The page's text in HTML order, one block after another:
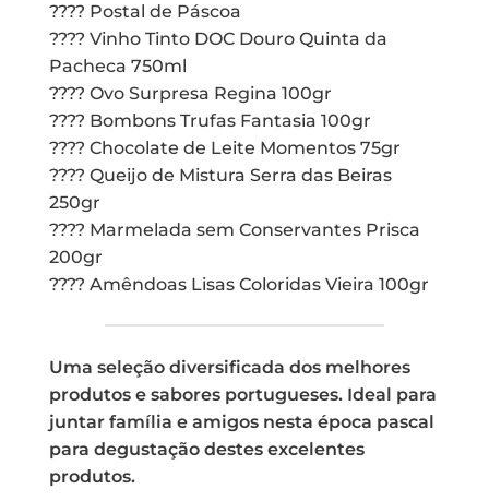
???? Postal de Páscoa
???? Vinho Tinto DOC Douro Quinta da
Pacheca 750ml
???? Ovo Surpresa Regina 100gr
???? Bombons Trufas Fantasia 100gr
???? Chocolate de Leite Momentos 75gr
???? Queijo de Mistura Serra das Beiras
250gr
???? Marmelada sem Conservantes Prisca
200gr
???? Amêndoas Lisas Coloridas Vieira 100gr
Uma seleção diversificada dos melhores
produtos e sabores portugueses. Ideal para
juntar família e amigos nesta época pascal
para degustação destes excelentes
produtos.